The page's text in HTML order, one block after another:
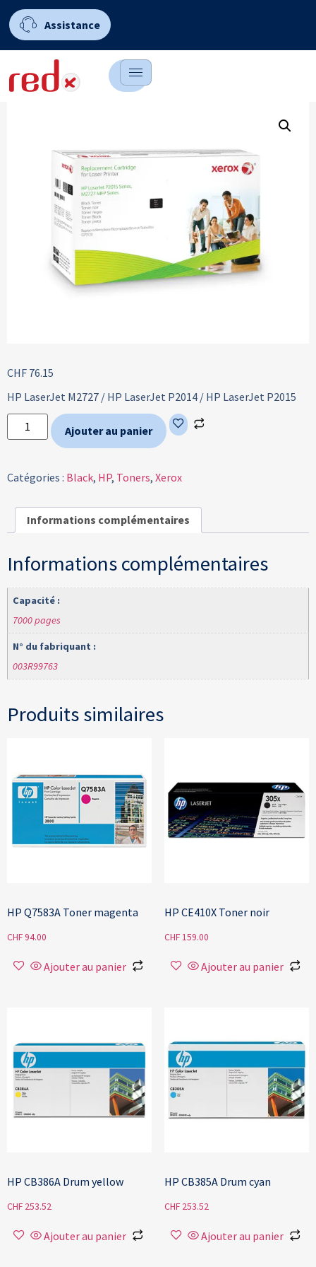
Assistance
0
CHF 76.15
HP LaserJet M2727 / HP LaserJet P2014 / HP LaserJet P2015
Ajouter au panier
Catégories : Black, HP, Toners, Xerox
Informations complémentaires
Informations complémentaires
Capacité :
7000 pages
N° du fabriquant :
003R99763
Produits similaires
HP Q7583A Toner magenta
CHF94.00
Ajouter au panier
HP CE410X Toner noir
CHF159.00
Ajouter au panier
HP CB386A Drum yellow
CHF 253.52
Ajouter au panier
HP CB385A Drum cyan
CHF253.52
Ajouter au panier